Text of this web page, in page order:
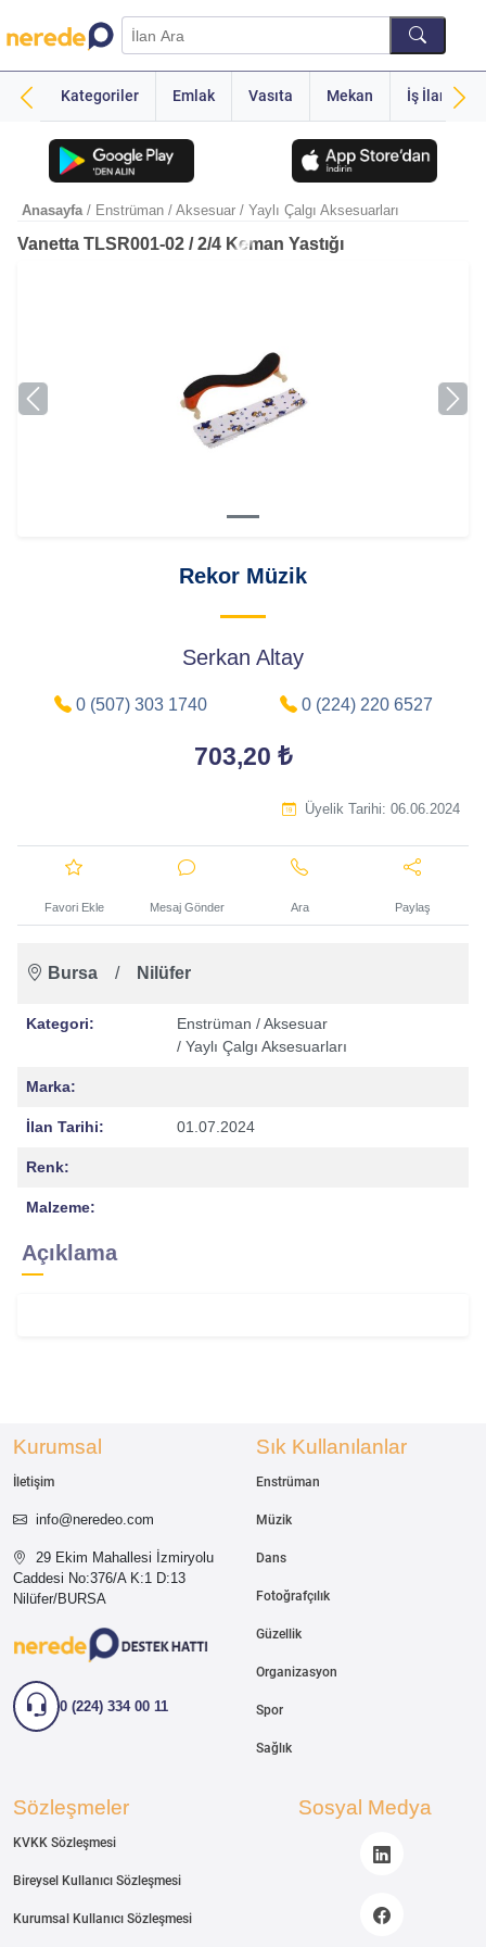
Kategoriler Emlak Vasıta Mekan İş İlanı
Anasayfa / Enstrüman / Aksesuar / Yaylı Çalgı Aksesuarları
Vanetta TLSR001-02 / 2/4 Keman Yastığı
Rekor Müzik
Serkan Altay
0 (507) 303 1740 0 (224) 220 6527
703,20 ₺
Üyelik Tarihi: 06.06.2024
Favori Ekle Mesaj Gönder Ara Paylaş
Bursa / Nilüfer
Kategori: Enstrüman / Aksesuar
/ Yaylı Çalgı Aksesuarları
Marka:
İlan Tarihi: 01.07.2024
Renk:
Malzeme:
Açıklama
Kurumsal
İletişim
info@neredeo.com
29 Ekim Mahallesi İzmiryolu
Caddesi No:376/A K:1 D:13
Nilüfer/BURSA
0 (224) 334 00 11
Sık Kullanılanlar
Enstrüman
Müzik
Dans
Fotoğrafçılık
Güzellik
Organizasyon
Spor
Sağlık
Sözleşmeler
KVKK Sözleşmesi
Bireysel Kullanıcı Sözleşmesi
Kurumsal Kullanıcı Sözleşmesi
Sosyal Medya